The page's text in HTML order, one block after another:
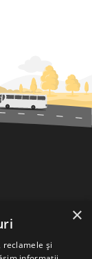
×
reclamele și